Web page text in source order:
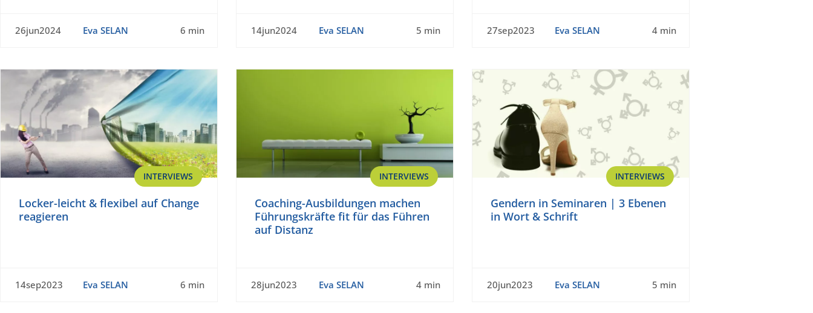
26jun2024 Eva SELAN 6 min 14jun2024 Eva SELAN 5 min 27sep2023 Eva SELAN 4 min
INTERVIEWS
Locker-leicht & flexibel auf Change
reagieren
14sep2023 Eva SELAN 6 min
INTERVIEWS
Coaching-Ausbildungen machen
Führungskräfte fit für das Führen
auf Distanz
28jun2023 Eva SELAN 4 min
INTERVIEWS
Gendern in Seminaren | 3 Ebenen
in Wort & Schrift
20jun2023 Eva SELAN 5 min